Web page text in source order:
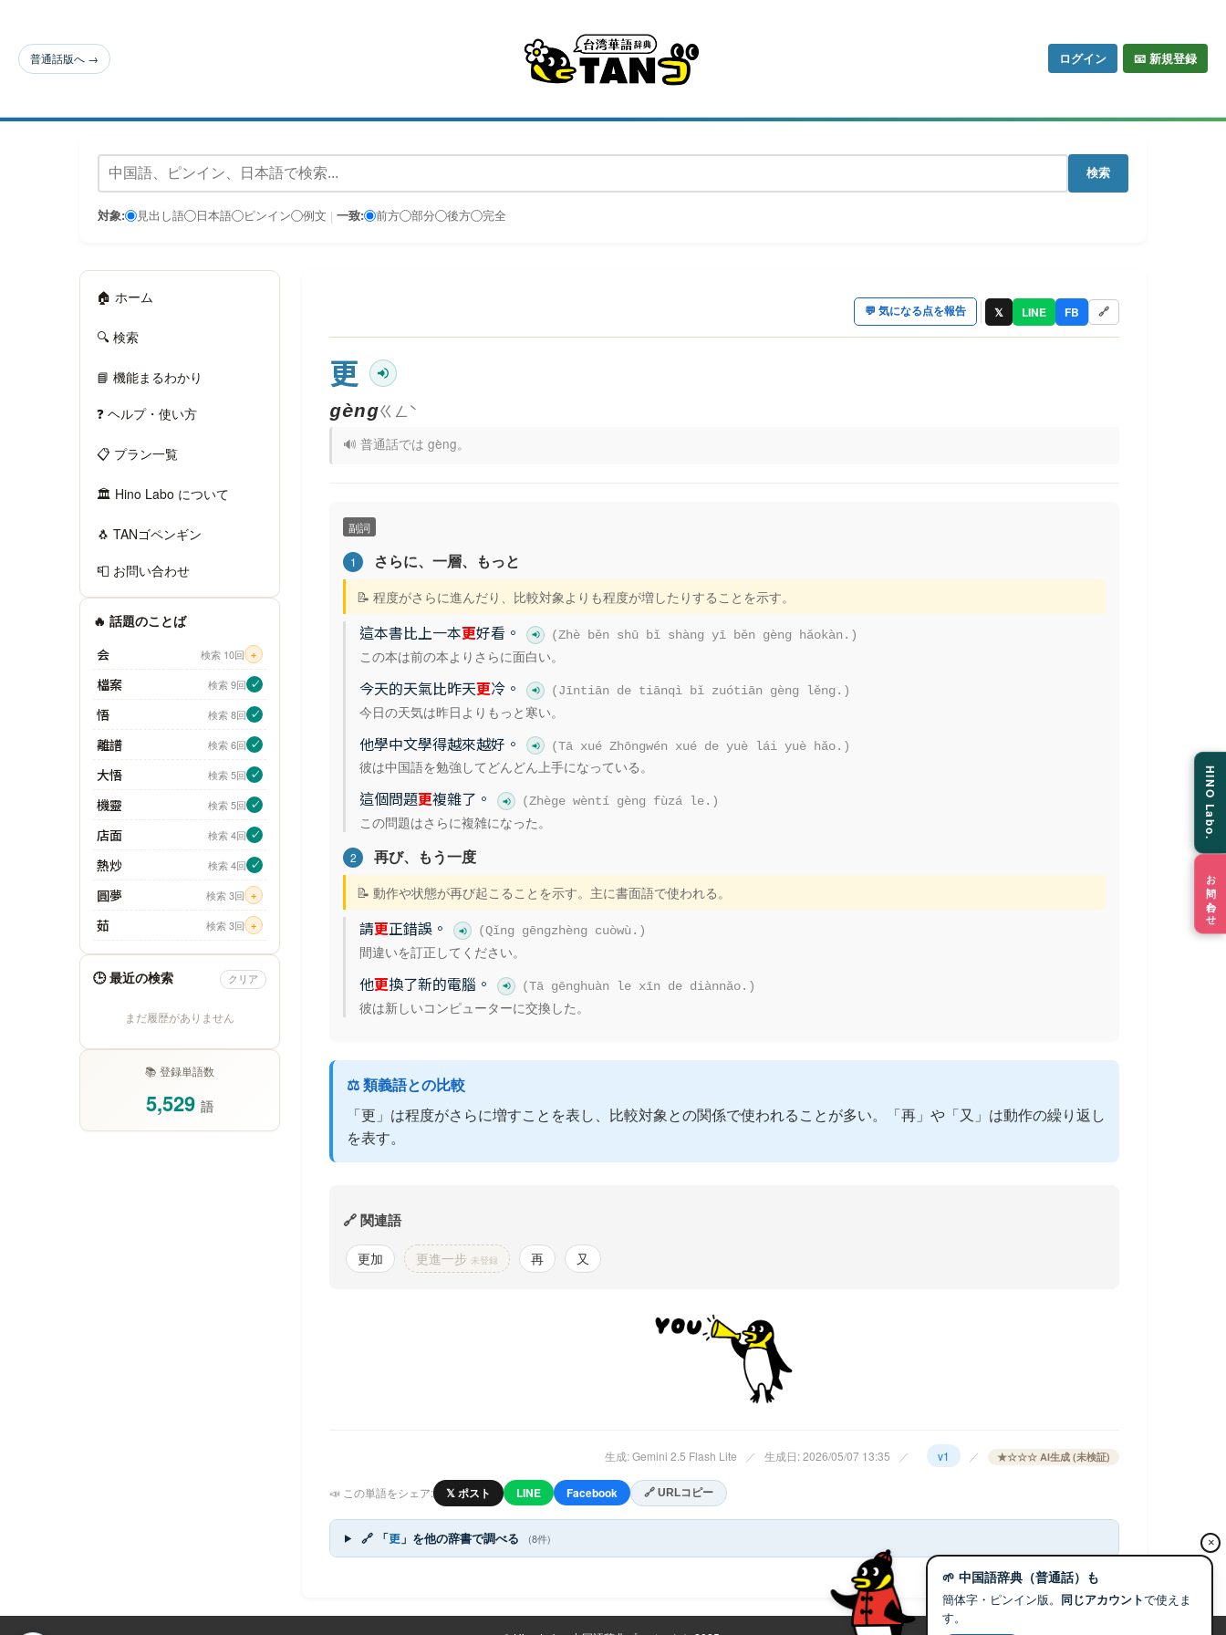
普通話版へ → ログイン 📧 新規登録
検索
対象: 見出し語 日本語 ピンイン 例文 | 一致: 前方 部分 後方 完全
🏠 ホーム
🔍 検索
📘 機能まるわかり
❓ ヘルプ・使い方
📋 プラン一覧
🏛 Hino Labo について
🐧 TANゴペンギン
📮 お問い合わせ
🔥 話題のことば
会
検索 10回 +
檔案 検索 9回 ✓
悟 検索 8回 ✓
離譜 検索 6回 ✓
大悟 検索 5回 ✓
機靈 検索 5回 ✓
店面 検索 4回 ✓
熱炒 検索 4回 ✓
圓夢 検索 3回 +
茹 検索 3回 +
🕒 最近の検索 クリア
まだ履歴がありません
📚 登録単語数
5,529 語
💬 気になる点を報告 𝕏 LINE FB 🔗
更
gèngㄍㄥˋ
🔊 普通話では gèng。
副詞
1 さらに、一層、もっと
📝 程度がさらに進んだり、比較対象よりも程度が増したりすることを示す。
這本書比上一本更好看。 (Zhè běn shū bǐ shàng yī běn gèng hǎokàn.)
この本は前の本よりさらに面白い。
今天的天氣比昨天更冷。 (Jīntiān de tiānqì bǐ zuótiān gèng lěng.)
今日の天気は昨日よりもっと寒い。
他學中文學得越來越好。 (Tā xué Zhōngwén xué de yuè lái yuè hǎo.)
彼は中国語を勉強してどんどん上手になっている。
這個問題更複雜了。 (Zhège wèntí gèng fùzá le.)
この問題はさらに複雑になった。
2 再び、もう一度
📝 動作や状態が再び起こることを示す。主に書面語で使われる。
請更正錯誤。 (Qǐng gēngzhèng cuòwù.)
間違いを訂正してください。
他更換了新的電腦。 (Tā gēnghuàn le xīn de diànnǎo.)
彼は新しいコンピューターに交換した。
⚖️ 類義語との比較
「更」は程度がさらに増すことを表し、比較対象との関係で使われることが多い。「再」や「又」は動作の繰り返し
を表す。
🔗 関連語
更加 更進一步 未登録 再 又
生成: Gemini 2.5 Flash Lite ／ 生成日: 2026/05/07 13:35 ／ v1 ／ ★☆☆☆ AI生成 (未検証)
📣 この単語をシェア: 𝕏 ポスト LINE Facebook 🔗 URLコピー
🔗 「更」を他の辞書で調べる (8件)
HINO Labo.
お問い合わせ
×
🌱 中国語辞典（普通話）も
簡体字・ピンイン版。 同じアカウントで使えま
す。